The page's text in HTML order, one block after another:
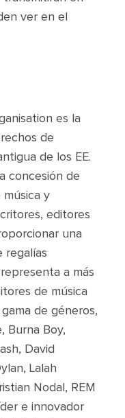
ver en el
es la
de
de los EE.
concesión de
música y
editores
una
regalías
a más
de música
de géneros,
Burna Boy,
David
Lalah
Nodal, REM
e innovador